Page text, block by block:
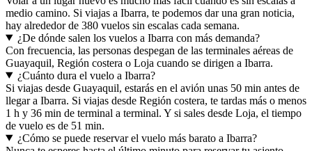
medio camino. Si viajas a Ibarra, te podemos dar una gran noticia,
hay alrededor de 380 vuelos sin escalas cada semana.
¿De dónde salen los vuelos a Ibarra con más demanda?
Con frecuencia, las personas despegan de las terminales aéreas de
Guayaquil, Región costera o Loja cuando se dirigen a Ibarra.
¿Cuánto dura el vuelo a Ibarra?
Si viajas desde Guayaquil, estarás en el avión unas 50 min antes de
llegar a Ibarra. Si viajas desde Región costera, te tardas más o menos
1 h y 36 min de terminal a terminal. Y si sales desde Loja, el tiempo
de vuelo es de 51 min.
¿Cómo se puede reservar el vuelo más barato a Ibarra?